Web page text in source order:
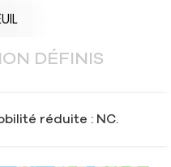
DÉFINIS
réduite : NC.